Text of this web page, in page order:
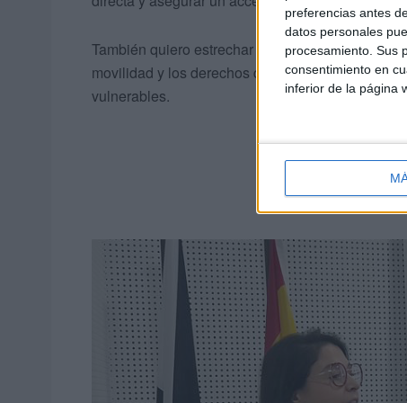
preferencias antes
datos personales
procesamiento. Sus
consentimiento en
inferior de la página
También quiero estrechar la colaboración con
movilidad y los derechos de nuestros
vulnerables.